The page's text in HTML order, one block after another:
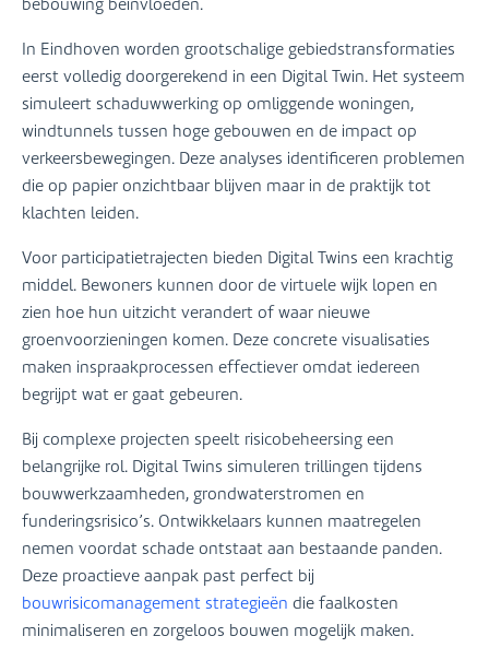
bebouwing beïnvloeden.
In Eindhoven worden grootschalige gebiedstransformaties
eerst volledig doorgerekend in een Digital Twin. Het systeem
simuleert schaduwwerking op omliggende woningen,
windtunnels tussen hoge gebouwen en de impact op
verkeersbewegingen. Deze analyses identificeren problemen
die op papier onzichtbaar blijven maar in de praktijk tot
klachten leiden.
Voor participatietrajecten bieden Digital Twins een krachtig
middel. Bewoners kunnen door de virtuele wijk lopen en
zien hoe hun uitzicht verandert of waar nieuwe
groenvoorzieningen komen. Deze concrete visualisaties
maken inspraakprocessen effectiever omdat iedereen
begrijpt wat er gaat gebeuren.
Bij complexe projecten speelt risicobeheersing een
belangrijke rol. Digital Twins simuleren trillingen tijdens
bouwwerkzaamheden, grondwaterstromen en
funderingsrisico’s. Ontwikkelaars kunnen maatregelen
nemen voordat schade ontstaat aan bestaande panden.
Deze proactieve aanpak past perfect bij
bouwrisicomanagement strategieën die faalkosten
minimaliseren en zorgeloos bouwen mogelijk maken.